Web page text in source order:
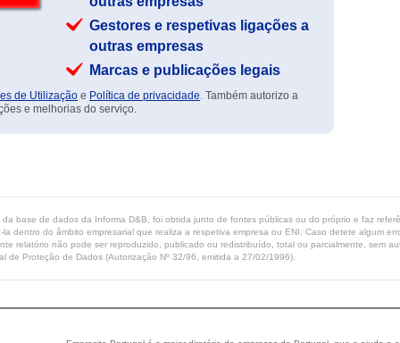
Gestores e respetivas ligações a
outras empresas
Marcas e publicações legais
de Utilização e Política de privacidade. Também autorizo a
e melhorias do serviço.
base de dados da Informa D&B, foi obtida junto de fontes públicas ou do próprio e faz
dentro do âmbito empresarial que realiza a respetiva empresa ou ENI. Caso detete algum
relatório não pode ser reproduzido, publicado ou redistribuído, total ou parcialmente, sem
de Proteção de Dados (Autorização Nº 32/96, emitida a 27/02/1996).